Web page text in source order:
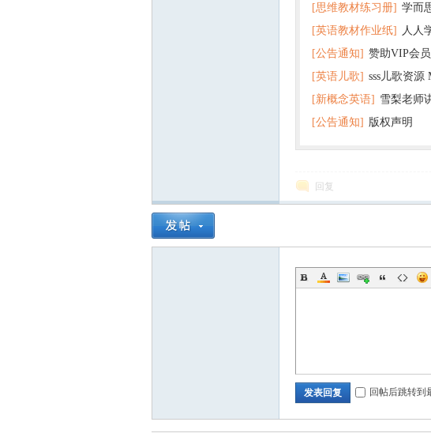
+音频 百度云网盘下载
[思维教材练习册] 学而
子版PDF全册 百度网盘
[英语教材作业纸] 人人
版pdf 百度网盘下载
[公告通知] 赞助VIP会
[英语儿歌] sss儿歌资源
百度云网盘下载
[新概念英语] 雪梨老师
[公告通知] 版权声明
回复
发表回复 回帖后跳转到